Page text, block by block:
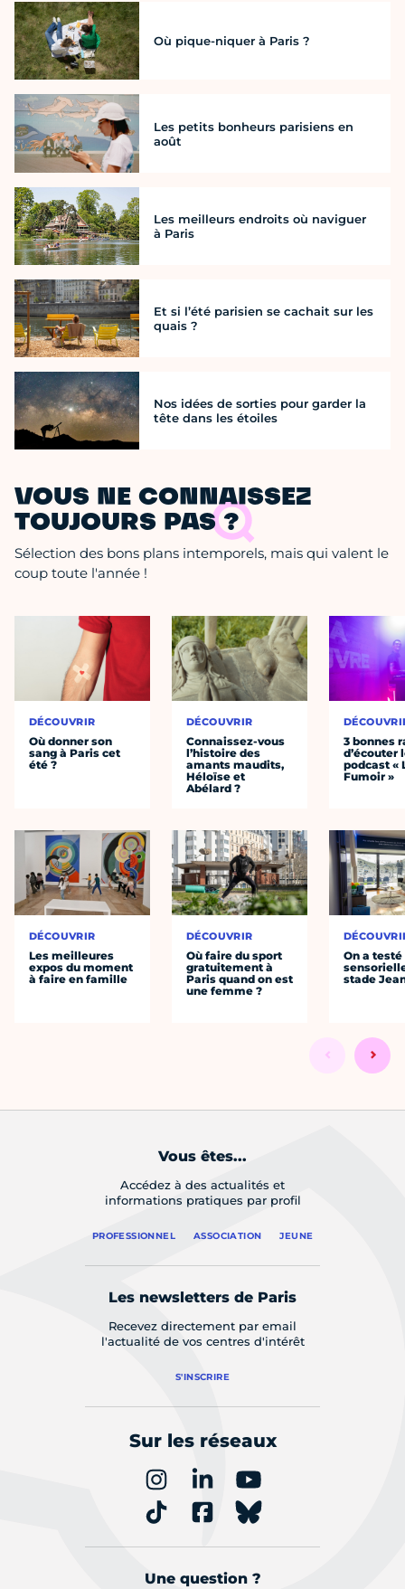
Où pique-niquer à Paris ?
Les petits bonheurs parisiens en
août
Les meilleurs endroits où naviguer
à Paris
Et si l’été parisien se cachait sur les
quais ?
Nos idées de sorties pour garder la
tête dans les étoiles
VOUS NE CONNAISSEZ
TOUJOURS PAS ?
Sélection des bons plans intemporels, mais qui valent le
coup toute l'année !
DÉCOUVRIR
Où donner son
sang à Paris cet
été ?
DÉCOUVRIR
Les meilleures
expos du moment
à faire en famille
DÉCOUVRIR
Connaissez-vous
l’histoire des
amants maudits,
Héloïse et
Abélard ?
DÉCOUVRIR
Où faire du sport
gratuitement à
Paris quand on est
une femme ?
3 bonnes
d’écouter
podcast «
Fumoir »
On a
stade
Vous êtes...
Accédez à des actualités et
informations pratiques par profil
PROFESSIONNEL ASSOCIATION JEUNE
Les newsletters de Paris
Recevez directement par email
l'actualité de vos centres d'intérêt
S'INSCRIRE
Sur les réseaux
Une question ?